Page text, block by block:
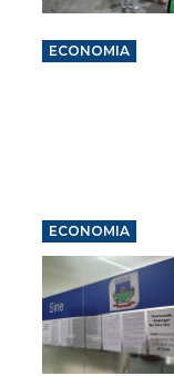
ECONOMIA
ECONOMIA